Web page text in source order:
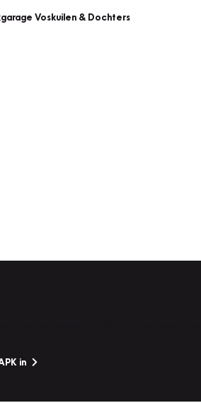
Voskuilen & Dochters
in